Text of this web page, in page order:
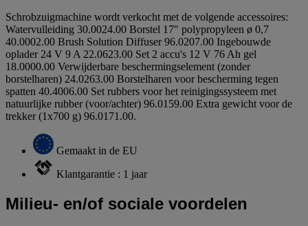
Schrobzuigmachine wordt verkocht met de volgende accessoires:
Watervulleiding 30.0024.00 Borstel 17" polypropyleen ø 0,7
40.0002.00 Brush Solution Diffuser 96.0207.00 Ingebouwde
oplader 24 V 9 A 22.0623.00 Set 2 accu's 12 V 76 Ah gel
18.0000.00 Verwijderbare beschermingselement (zonder
borstelharen) 24.0263.00 Borstelharen voor bescherming tegen
spatten 40.4006.00 Set rubbers voor het reinigingssysteem met
natuurlijke rubber (voor/achter) 96.0159.00 Extra gewicht voor de
trekker (1x700 g) 96.0171.00.
Gemaakt in de EU
Klantgarantie : 1 jaar
Milieu- en/of sociale voordelen